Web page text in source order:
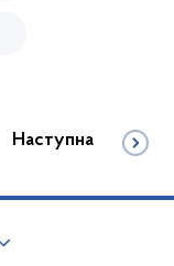
Наступна